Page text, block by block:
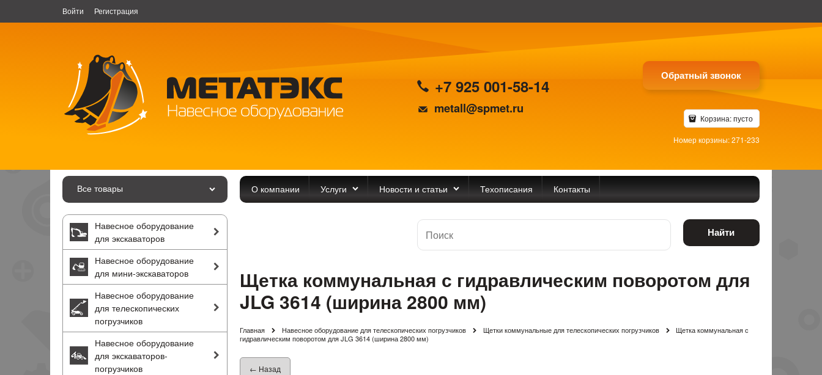
Войти Регистрация
+7 925 001-58-14
metall@spmet.ru
Обратный звонок
Корзина:пусто
Номер корзины: 271-233
Все товары О компании Услуги Новости и статьи Техописания Контакты
Навесное оборудование
для экскаваторов
Навесное оборудование
для мини-экскаваторов
Навесное оборудование
для телескопических
погрузчиков
Навесное оборудование
для экскаваторов-
погрузчиков
Найти
Щетка коммунальная с гидравлическим поворотом для
JLG 3614 (ширина 2800 мм)
Главная Навесное оборудование для телескопических погрузчиков Щетки коммунальные для телескопических погрузчиков
Щетка коммунальная с
гидравлическим поворотом для JLG 3614 (ширина 2800 мм)
← Назад